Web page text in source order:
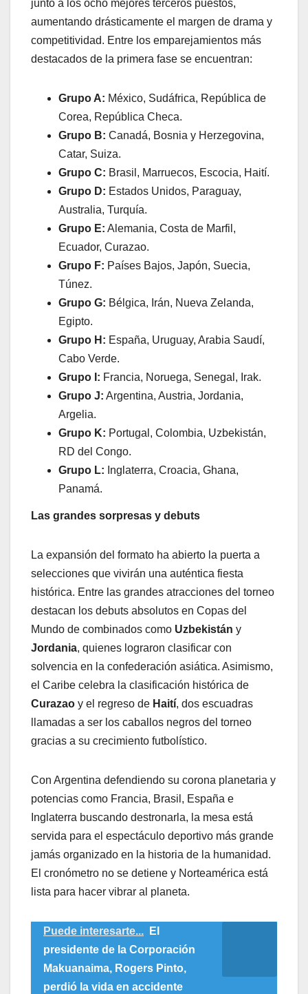
junto a los ocho mejores terceros puestos,
aumentando drásticamente el margen de drama y
competitividad. Entre los emparejamientos más
destacados de la primera fase se encuentran:
Grupo A: México, Sudáfrica, República de
Corea, República Checa.
Grupo B: Canadá, Bosnia y Herzegovina,
Catar, Suiza.
Grupo C: Brasil, Marruecos, Escocia, Haití.
Grupo D: Estados Unidos, Paraguay,
Australia, Turquía.
Grupo E: Alemania, Costa de Marfil,
Ecuador, Curazao.
Grupo F: Países Bajos, Japón, Suecia,
Túnez.
Grupo G: Bélgica, Irán, Nueva Zelanda,
Egipto.
Grupo H: España, Uruguay, Arabia Saudí,
Cabo Verde.
Grupo I: Francia, Noruega, Senegal, Irak.
Grupo J: Argentina, Austria, Jordania,
Argelia.
Grupo K: Portugal, Colombia, Uzbekistán,
RD del Congo.
Grupo L: Inglaterra, Croacia, Ghana,
Panamá.
Las grandes sorpresas y debuts
​La expansión del formato ha abierto la puerta a
selecciones que vivirán una auténtica fiesta
histórica. Entre las grandes atracciones del torneo
destacan los debuts absolutos en Copas del
Mundo de combinados como Uzbekistán y
Jordania, quienes lograron clasificar con
solvencia en la confederación asiática. Asimismo,
el Caribe celebra la clasificación histórica de
Curazao y el regreso de Haití, dos escuadras
llamadas a ser los caballos negros del torneo
gracias a su crecimiento futbolístico.
​Con Argentina defendiendo su corona planetaria y
potencias como Francia, Brasil, España e
Inglaterra buscando destronarla, la mesa está
servida para el espectáculo deportivo más grande
jamás organizado en la historia de la humanidad.
El cronómetro no se detiene y Norteamérica está
lista para hacer vibrar al planeta.
Puede interesarte...
El
presidente de la Corporación
Makuanaima, Rogers Pinto,
perdió la vida en accidente